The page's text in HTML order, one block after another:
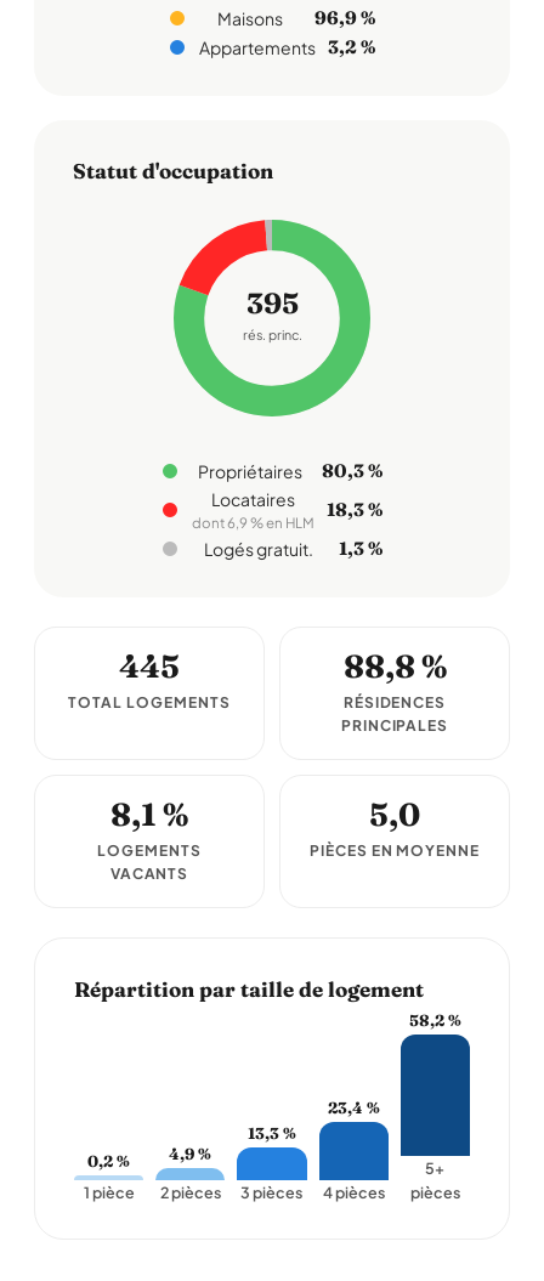
Maisons 96,9 %
Appartements 3,2 %
Statut d'occupation
395
rés. princ.
Propriétaires 80,3 %
Locataires
dont 6,9 % en HLM
18,3 %
Logés gratuit. 1,3 %
445
TOTAL LOGEMENTS
88,8 %
RÉSIDENCES
PRINCIPALES
8,1 %
LOGEMENTS
VACANTS
5,0
PIÈCES EN MOYENNE
Répartition par taille de logement
0,2 %
1 pièce
4,9 %
2 pièces
13,3 %
3 pièces
23,4 %
4 pièces
58,2 %
5+
pièces